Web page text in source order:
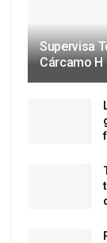
Supervisa
Cárcamo